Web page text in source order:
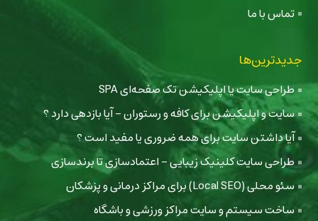
تماس با ما
جدیدترین‌ها
طراحی سایت یا اپلیکیشن تک صفحه‌ای SPA
سایت و اپلیکیشن برای کافه و رستوران - آیا بازدهی دارد ؟
آیا داشتن سایت برای همه ضروری یا مفید است ؟
طراحی سایت کلینیک زیبایی - اعتمادسازی تا برندسازی
سئو محلی (Local SEO) برای مراکز درمانی و پزشکان
ساخت سیستم و سایت مراکز ورزشی و باشگاه